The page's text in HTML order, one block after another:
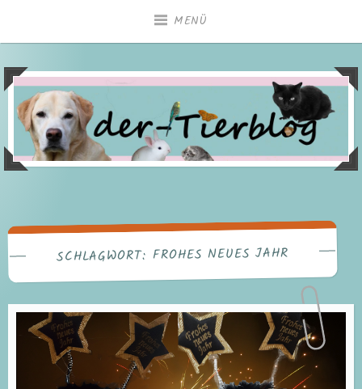
MENÜ
SCHLAGWORT: FROHES NEUES JAHR